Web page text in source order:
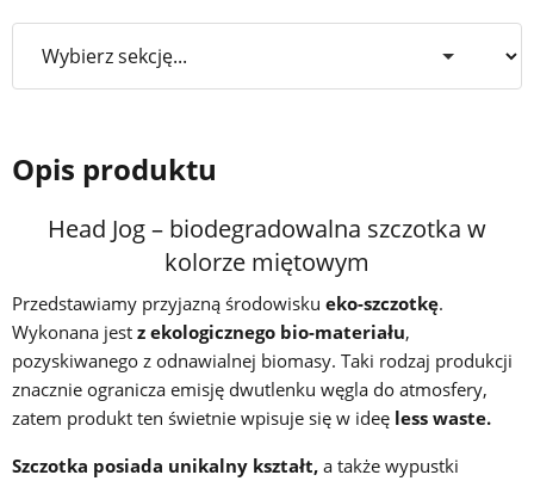
Opis produktu
Head Jog – biodegradowalna szczotka w
kolorze miętowym
Przedstawiamy przyjazną środowisku eko-szczotkę.
Wykonana jest z ekologicznego bio-materiału,
pozyskiwanego z odnawialnej biomasy. Taki rodzaj produkcji
znacznie ogranicza emisję dwutlenku węgla do atmosfery,
zatem produkt ten świetnie wpisuje się w ideę less waste.
Szczotka posiada unikalny kształt, a także wypustki